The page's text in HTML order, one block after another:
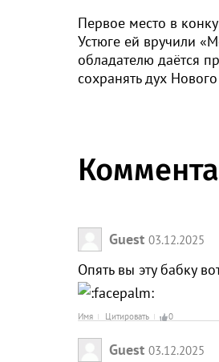
Первое место в
Устюге ей вручили
обладателю даётся
сохранять дух
Guest 03.12.2025
Опять вы эту бабку
Имя Цитировать 0
Guest 03.12.2025